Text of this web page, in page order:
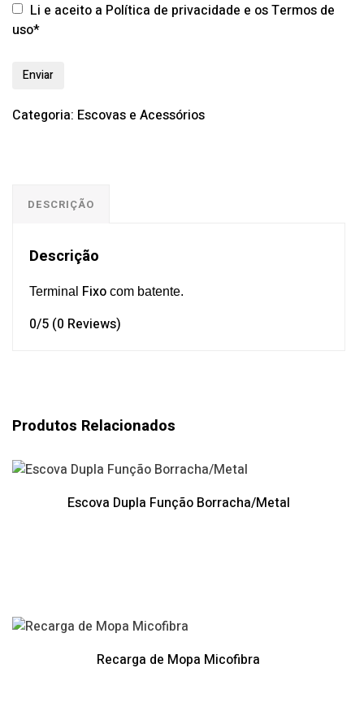
Li e aceito a Política de privacidade e os Termos de
uso*
Categoria: Escovas e Acessórios
DESCRIÇÃO
Descrição
Terminal Fixo com batente.
0/5 (0 Reviews)
Produtos Relacionados
Escova Dupla Função Borracha/Metal
Recarga de Mopa Micofibra